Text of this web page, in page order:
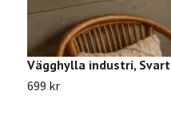
Vägghylla industri, Svart
699 kr